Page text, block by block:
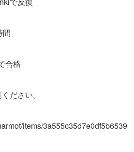
間
合格
ださい。
items/3a555c35d7e0df5b6539